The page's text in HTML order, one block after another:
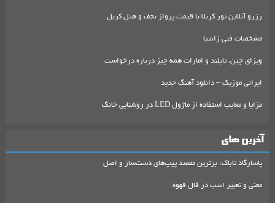
رزرو آنلاین تور کربلا با قیمت پرواز نجف و هتل کربل
مشخصات فنی زانتیا
ویزای چین، تایلند و امارات همه چیز درباره درخواست
ایرانی موزیک – دانلود آهنگ جدید
مزایا و معایب استفاده از ماژول LED در روشنایی خانگ
آخرین های
پاسارگاد تاباک: برترین مقصد پیپ‌های دست‌ساز و اصل
معنی و تعبیر اسب در فال قهوه